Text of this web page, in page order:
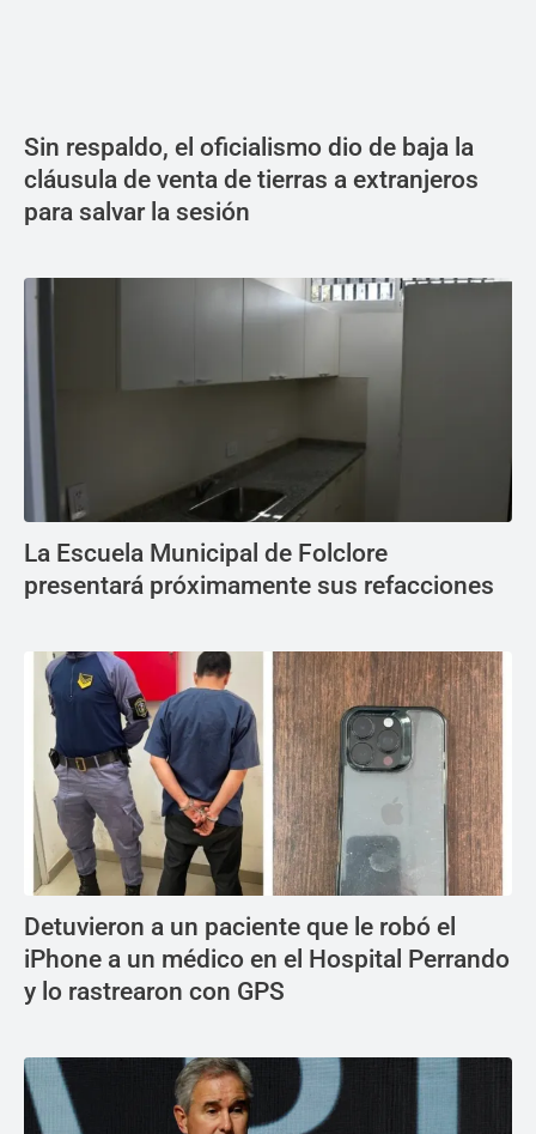
Sin respaldo, el oficialismo dio de baja la
cláusula de venta de tierras a extranjeros
para salvar la sesión
La Escuela Municipal de Folclore
presentará próximamente sus refacciones
Detuvieron a un paciente que le robó el
iPhone a un médico en el Hospital Perrando
y lo rastrearon con GPS